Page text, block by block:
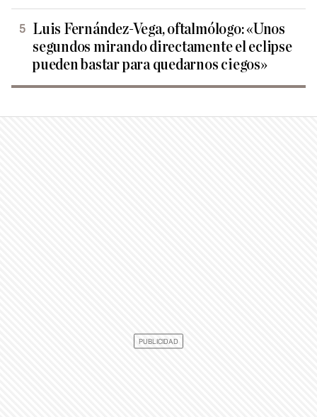
Luis Fernández-Vega, oftalmólogo: «Unos
segundos mirando directamente el eclipse
pueden bastar para quedarnos ciegos»